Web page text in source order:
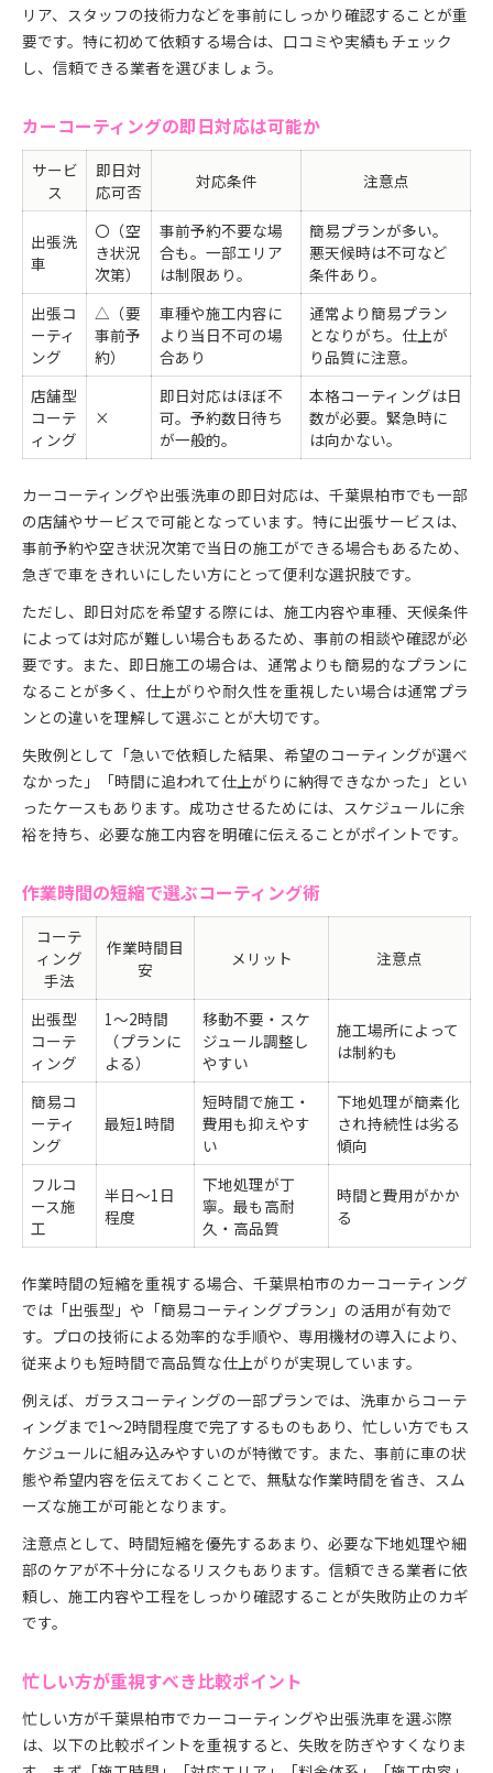
リア、スタッフの技術力などを事前にしっかり確認することが重
要です。特に初めて依頼する場合は、口コミや実績もチェック
し、信頼できる業者を選びましょう。
カーコーティングの即日対応は可能か
サービ
ス
即日対
応可否
対応条件 注意点
出張洗
車
〇（空
き状況
次第）
事前予約不要な場
合も。一部エリア
は制限あり。
簡易プランが多い。
悪天候時は不可など
条件あり。
出張コ
ーティ
ング
△（要
事前予
約）
車種や施工内容に
より当日不可の場
合あり
通常より簡易プラン
となりがち。仕上が
り品質に注意。
店舗型
コーテ
ィング
×
即日対応はほぼ不
可。予約数日待ち
が一般的。
本格コーティングは日
数が必要。緊急時に
は向かない。
カーコーティングや出張洗車の即日対応は、千葉県柏市でも一部
の店舗やサービスで可能となっています。特に出張サービスは、
事前予約や空き状況次第で当日の施工ができる場合もあるため、
急ぎで車をきれいにしたい方にとって便利な選択肢です。
ただし、即日対応を希望する際には、施工内容や車種、天候条件
によっては対応が難しい場合もあるため、事前の相談や確認が必
要です。また、即日施工の場合は、通常よりも簡易的なプランに
なることが多く、仕上がりや耐久性を重視したい場合は通常プラ
ンとの違いを理解して選ぶことが大切です。
失敗例として「急いで依頼した結果、希望のコーティングが選べ
なかった」「時間に追われて仕上がりに納得できなかった」とい
ったケースもあります。成功させるためには、スケジュールに余
裕を持ち、必要な施工内容を明確に伝えることがポイントです。
作業時間の短縮で選ぶコーティング術
コーテ
ィング
手法
作業時間目
安
メリット 注意点
出張型
コーテ
ィング
1〜2時間
（プランに
よる）
移動不要・スケ
ジュール調整し
やすい
施工場所によって
は制約も
簡易コ
ーティ
ング
最短1時間
短時間で施工・
費用も抑えやす
い
下地処理が簡素化
され持続性は劣る
傾向
フルコ
ース施
工
半日〜1日
程度
下地処理が丁
寧。最も高耐
久・高品質
時間と費用がかか
る
作業時間の短縮を重視する場合、千葉県柏市のカーコーティング
では「出張型」や「簡易コーティングプラン」の活用が有効で
す。プロの技術による効率的な手順や、専用機材の導入により、
従来よりも短時間で高品質な仕上がりが実現しています。
例えば、ガラスコーティングの一部プランでは、洗車からコーテ
ィングまで1〜2時間程度で完了するものもあり、忙しい方でもス
ケジュールに組み込みやすいのが特徴です。また、事前に車の状
態や希望内容を伝えておくことで、無駄な作業時間を省き、スム
ーズな施工が可能となります。
注意点として、時間短縮を優先するあまり、必要な下地処理や細
部のケアが不十分になるリスクもあります。信頼できる業者に依
頼し、施工内容や工程をしっかり確認することが失敗防止のカギ
です。
忙しい方が重視すべき比較ポイント
忙しい方が千葉県柏市でカーコーティングや出張洗車を選ぶ際
は、以下の比較ポイントを重視すると、失敗を防ぎやすくなりま